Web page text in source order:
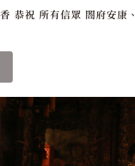
恭祝 所有信眾 閤府安康